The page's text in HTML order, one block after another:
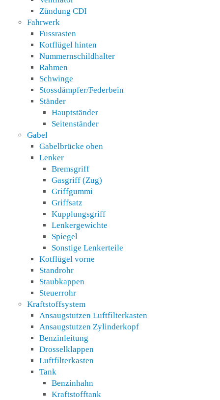
Zündung CDI
Fahrwerk
Fussrasten
Kotflügel hinten
Nummernschildhalter
Rahmen
Schwinge
Stossdämpfer/Federbein
Ständer
Hauptständer
Seitenständer
Gabel
Gabelbrücke oben
Lenker
Bremsgriff
Gasgriff (Zug)
Griffgummi
Griffsatz
Kupplungsgriff
Lenkergewichte
Spiegel
Sonstige Lenkerteile
Kotflügel vorne
Standrohr
Staubkappen
Steuerrohr
Kraftstoffsystem
Ansaugstutzen Luftfilterkasten
Ansaugstutzen Zylinderkopf
Benzinleitung
Drosselklappen
Luftfilterkasten
Tank
Benzinhahn
Kraftstofftank